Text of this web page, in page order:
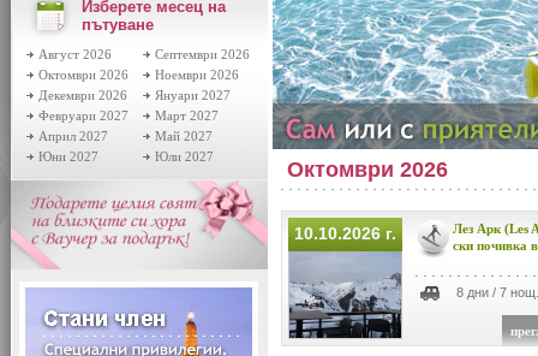
Изберете месец на
пътуване
Август 2026
Септември 2026
Октомври 2026
Ноември 2026
Декември 2026
Януари 2027
Февруари 2027
Март 2027
Април 2027
Май 2027
Юни 2027
Юли 2027
Октомври 2026
10.10.2026 г.
Лез Арк (Les
ски почивка
8 дни / 7 нощ.